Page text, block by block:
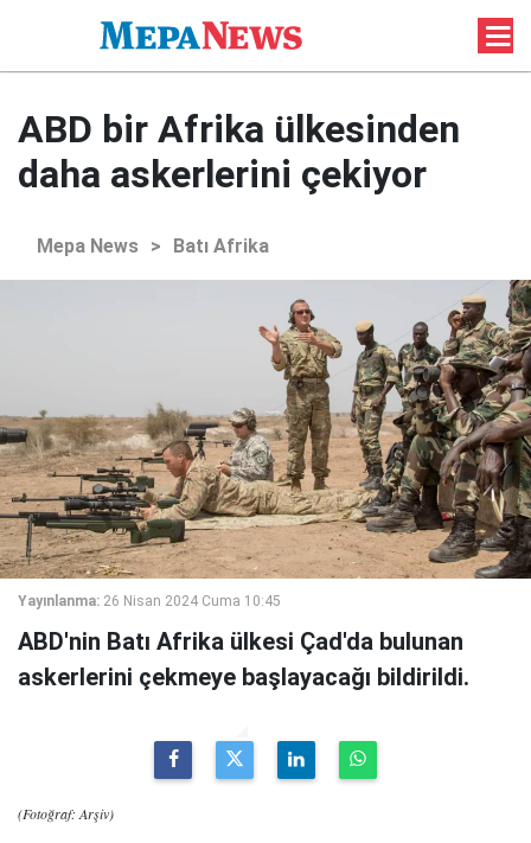
ABD bir Afrika ülkesinden
daha askerlerini çekiyor
Mepa News > Batı Afrika
Yayınlanma: 26 Nisan 2024 Cuma 10:45
ABD'nin Batı Afrika ülkesi Çad'da bulunan
askerlerini çekmeye başlayacağı bildirildi.
(Fotoğraf: Arşiv)